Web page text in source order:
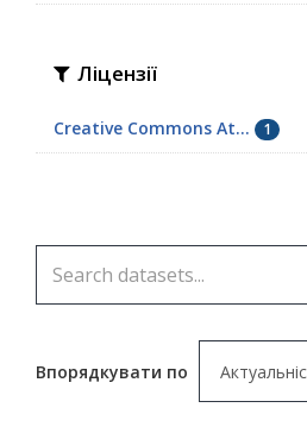
Ліцензії
Creative Commons At... 1
Впорядкувати по